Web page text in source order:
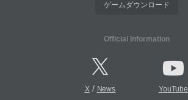
ゲームダウンロード
Official Information
X/ News YouTube